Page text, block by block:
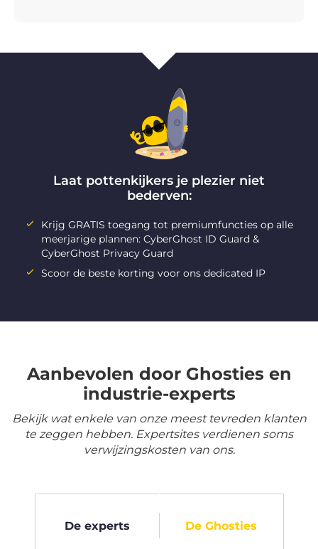
Laat pottenkijkers je plezier niet
bederven:
Krijg GRATIS toegang tot premiumfuncties op alle
meerjarige plannen: CyberGhost ID Guard &
CyberGhost Privacy Guard
Scoor de beste korting voor ons dedicated IP
Aanbevolen door Ghosties en
industrie-experts
Bekijk wat enkele van onze meest tevreden klanten
te zeggen hebben. Expertsites verdienen soms
verwijzingskosten van ons.
De experts De Ghosties